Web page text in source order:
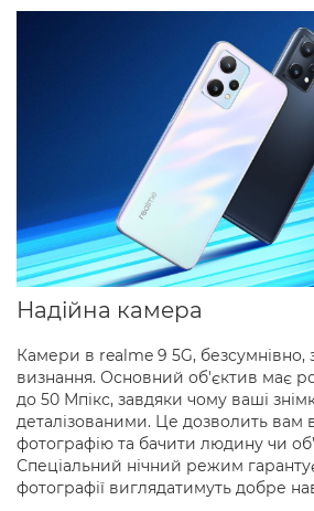
Надійна камера
Камери в realme 9 5G, безсумнівно,
визнання. Основний об'єктив має
до 50 Мпікс, завдяки чому ваші
деталізованими. Це дозволить вам
фотографію та бачити людину чи
Спеціальний нічний режим
фотографії виглядатимуть добре